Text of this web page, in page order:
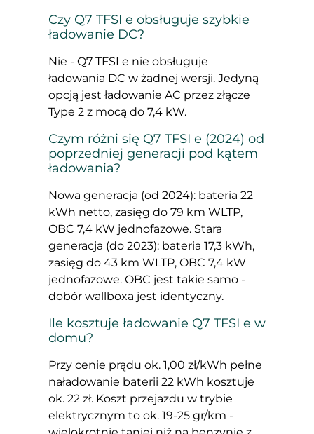
Czy Q7 TFSI e obsługuje szybkie
ładowanie DC?
Nie - Q7 TFSI e nie obsługuje
ładowania DC w żadnej wersji. Jedyną
opcją jest ładowanie AC przez złącze
Type 2 z mocą do 7,4 kW.
Czym różni się Q7 TFSI e (2024) od
poprzedniej generacji pod kątem
ładowania?
Nowa generacja (od 2024): bateria 22
kWh netto, zasięg do 79 km WLTP,
OBC 7,4 kW jednofazowe. Stara
generacja (do 2023): bateria 17,3 kWh,
zasięg do 43 km WLTP, OBC 7,4 kW
jednofazowe. OBC jest takie samo -
dobór wallboxa jest identyczny.
Ile kosztuje ładowanie Q7 TFSI e w
domu?
Przy cenie prądu ok. 1,00 zł/kWh pełne
naładowanie baterii 22 kWh kosztuje
ok. 22 zł. Koszt przejazdu w trybie
elektrycznym to ok. 19-25 gr/km -